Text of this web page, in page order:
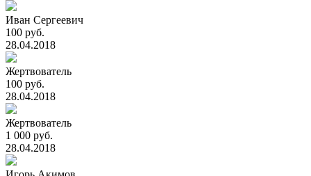
Иван Сергеевич
100 руб.
28.04.2018
Жертвователь
100 руб.
28.04.2018
Жертвователь
1 000 руб.
28.04.2018